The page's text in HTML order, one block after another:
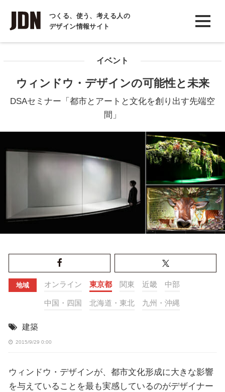
つくる、使う、考える人の
デザイン情報サイト
INTERVIEW
インタビュー
COLUMN
イベント
ウィンドウ・デザインの可能性と未来
DSAセミナー「都市とアートと文化を創り出す先端空
間」
地域 オンライン 東京都 関東 近畿 中部
中国・四国 北海道・東北 九州・沖縄
建築
2015/9/29 0:00
ウィンドウ・デザインが、都市文化形成に大きな影響
を与えていることを最も実感しているのがデザイナー